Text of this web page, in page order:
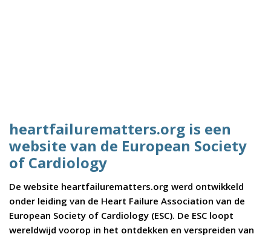
heartfailurematters.org is een
website van de European Society
of Cardiology
De website heartfailurematters.org werd ontwikkeld
onder leiding van de Heart Failure Association van de
European Society of Cardiology (ESC). De ESC loopt
wereldwijd voorop in het ontdekken en verspreiden van